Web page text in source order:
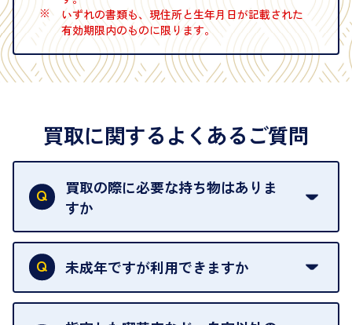
※
いずれの書類も、現住所と生年月日が記載された
有効期限内のものに限ります。
買取に関するよくあるご質問
買取の際に必要な持ち物はありま
すか
本人確認書類をご用意ください。ご利用になれる書
類はこちらをご確認ください。
未成年ですが利用できますか
18歳未満の方は、保護者の同意があってもご利用い